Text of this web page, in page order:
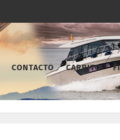
CONTACTO CARRITO